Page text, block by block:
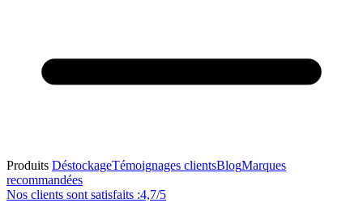
Produits DéstockageTémoignages clientsBlogMarques
recommandées
Nos clients sont satisfaits :4,7/5